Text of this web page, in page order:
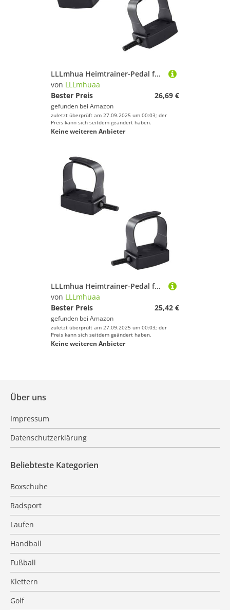
LLLmhua Heimtrainer-Pedal für den Innenbereich, mit Gurt, 9/16 Zoll, 1/2 Zoll Gewinde, stationäre Liegerad-Pedale für rotierende Fahrräder
von LLLmhuaa
Bester Preis
26,69 €
gefunden bei Amazon
zuletzt überprüft am 27.09.2025 um 00:03; der
Preis kann sich seitdem geändert haben.
Keine weiteren Anbieter
LLLmhua Heimtrainer-Pedal für den Innenbereich, mit Gurt, 9/16 Zoll, 1/2 Zoll Gewinde, stationäre Liegerad-Pedale für rotierende Fahrräder
von LLLmhuaa
Bester Preis
25,42 €
gefunden bei Amazon
zuletzt überprüft am 27.09.2025 um 00:03; der
Preis kann sich seitdem geändert haben.
Keine weiteren Anbieter
Über uns
Impressum
Datenschutzerklärung
Beliebteste Kategorien
Boxschuhe
Radsport
Laufen
Handball
Fußball
Klettern
Golf